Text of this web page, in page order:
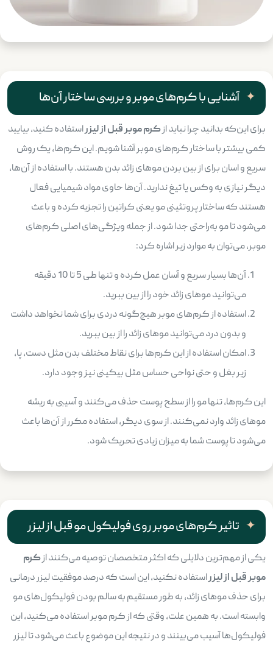
آشنایی با کرم‌های موبر و بررسی ساختار آن‌ها
برای این‌که بدانید چرا نباید ازکرم موبر قبل از لیزراستفاده کنید، بیایید
کمی بیشتر با ساختار کرم‌های موبر آشنا شویم. این کرم‌ها، یک روش
سریع و اسان برای از بین بردن موهای زائد بدن هستند. با استفاده از آن‌ها،
دیگر نیازی به وکس یا تیغ ندارید. آن‌ها حاوی مواد شیمیایی فعال
هستند که ساختار پروتئینی مو یعنی کراتین را تجزیه کرده و باعث
می‌شود تا مو به‌راحتی جدا شود. از جمله ویژگی‌های اصلی کرم‌های
موبر، می‌توان به موارد زیر اشاره کرد:
آن‌ها بسیار سریع و آسان عمل کرده و تنها طی 5 تا 10 دقیقه
می‌توانید موهای زائد خود را از بین ببرید.
استفاده از کرم‌های موبر هیچ‌گونه دردی برای شما نخواهد داشت
و بدون درد می‌توانید موهای زائد را از بین ببرید.
امکان استفاده از این کرم‌ها برای نقاط مختلف بدن مثل دست، پا،
زیر بغل و حتی نواحی حساس مثل بیکینی نیز وجود دارد.
این کرم‌ها، تنها مو را از سطح پوست حذف می‌کنند و آسیبی به ریشه
موهای زائد وارد نمی‌کنند. از سوی دیگر، استفاده مکرر از آن‌ها باعث
می‌شود تا پوست شما به میزان زیادی تحریک شود.
تاثیر کرم‌های موبر روی فولیکول مو قبل از لیزر
یکی از مهم‌ترین دلایلی که اکثر متخصصان توصیه می‌کنند ازکرم
موبر قبل از لیزراستفاده نکنید، این است که درصد موفقیت لیزر درمانی
برای حذف موهای زائد، به طور مستقیم به سالم بودن فولیکول‌های مو
وابسته است. به همین علت، وقتی که از کرم موبر استفاده می‌کنید، این
فولیکول‌ها آسیب می‌بینند و در نتیجه این موضوع باعث می‌شود تا لیزر